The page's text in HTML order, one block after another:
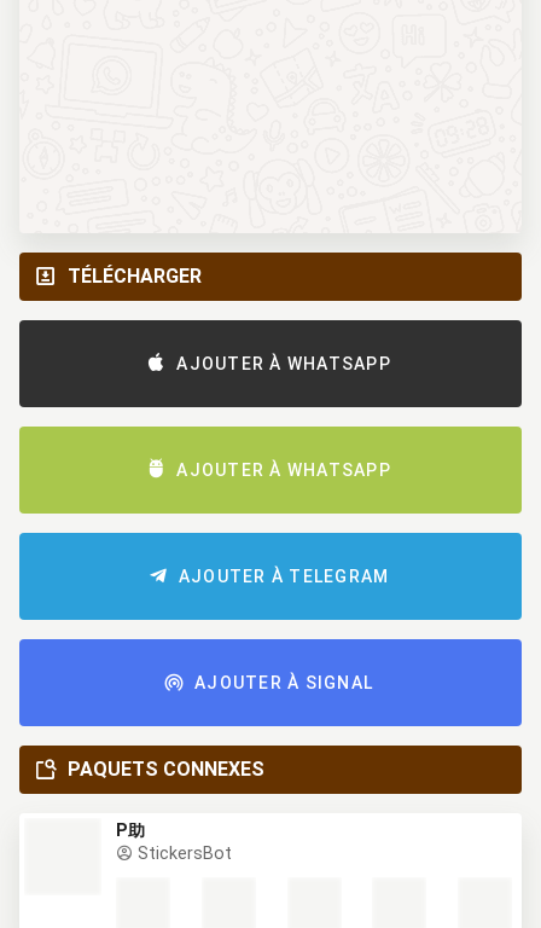
TÉLÉCHARGER
AJOUTER À WHATSAPP
AJOUTER À WHATSAPP
AJOUTER À TELEGRAM
AJOUTER À SIGNAL
PAQUETS CONNEXES
P助
StickersBot